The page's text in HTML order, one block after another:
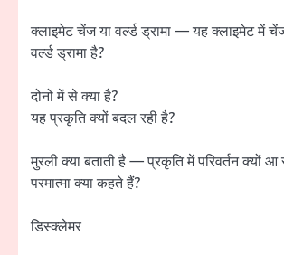
क्लाइमेट चेंज या वर्ल्ड ड्रामा — यह क्लाइमेट में
वर्ल्ड ड्रामा है?
दोनों में से क्या है?
यह प्रकृति क्यों बदल रही है?
मुरली क्या बताती है — प्रकृति में परिवर्तन क्यों आ
परमात्मा क्या कहते हैं?
डिस्क्लेमर